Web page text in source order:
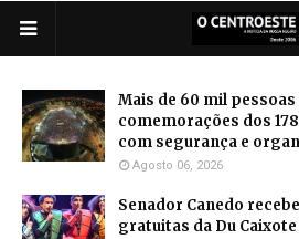
Mais de 60 mil
comemorações dos
com segurança e
Agosto 06, 2026
Senador Canedo
gratuitas da Du Caixote